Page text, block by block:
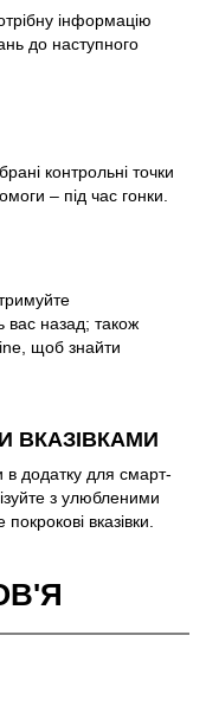
інформацію
до наступного
контрольні точки
– під час гонки.
вас назад; також
щоб знайти
ВКАЗІВКАМИ
в додатку для смарт-
з улюбленими
вказівки.